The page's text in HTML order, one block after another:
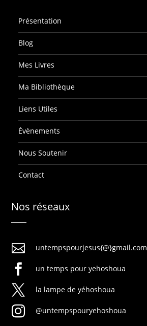
Présentation
Blog
Mes Livres
Ma Bibliothèque
Liens Utiles
Évènements
Nous Soutenir
Contact
Nos réseaux
 untempspourjesus{@}gmail.com
 un temps pour yehoshoua
 la lampe de yéhoshoua
 @untempspouryehoshoua